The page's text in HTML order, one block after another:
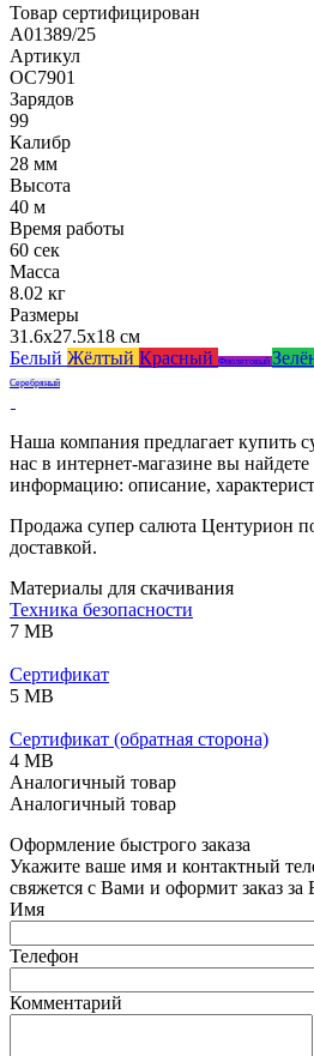
Товар сертифицирован
A01389/25
Артикул
ОС7901
Зарядов
99
Калибр
28 мм
Высота
40 м
Время работы
60 сек
Масса
8.02 кг
Размеры
31.6x27.5x18 см
Белый Жёлтый Красный Фиолетовый
Серебряный
Наша компания предлагает купить
нас в интернет-магазине вы
информацию: описание,
Продажа супер салюта Центурион
доставкой.
Материалы для скачивания
Техника безопасности
7 MB
Сертификат
5 MB
Сертификат (обратная сторона)
4 MB
Аналогичный товар
Аналогичный товар
Оформление быстрого заказа
Укажите ваше имя и контактный
свяжется с Вами и оформит заказ за
Имя
Телефон
Комментарий